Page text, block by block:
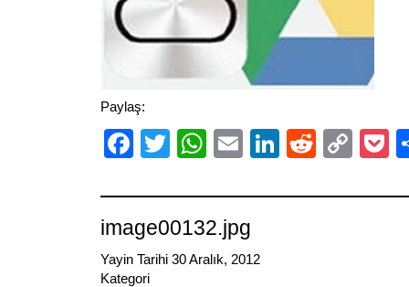
Paylaş:
Facebook
TwitterWhatsApp
EmailLinkedIn
Reddit
image00132.jpg
Yayin Tarihi 30 Aralık, 2012
Kategori